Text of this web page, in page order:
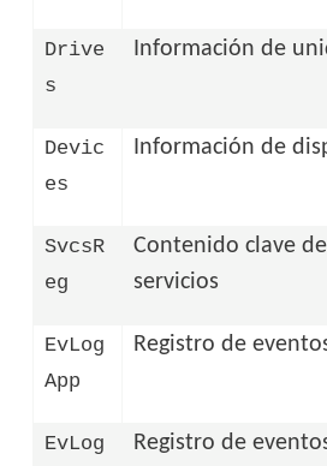
Drive
s
Información de
Devic
es
Información de
SvcsR
eg
Contenido clave
servicios
EvLog
App
Registro de
EvLog
Registro de